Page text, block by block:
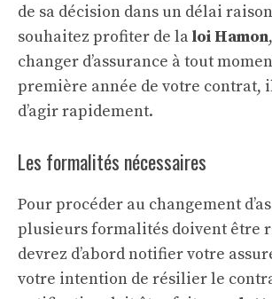
de sa décision dans un délai
souhaitez profiter de laloi Hamon
changer d’assurance à tout
première année de votre contrat,
d’agir rapidement.
Les formalités nécessaires
Pour procéder au changement
plusieurs formalités doivent être
devrez d’abord notifier votre
votre intention de résilier le